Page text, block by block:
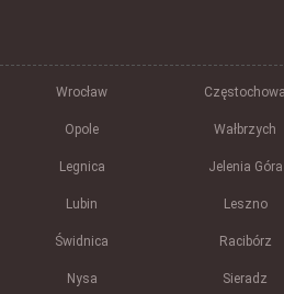
Wrocław Częstochowa
Opole Wałbrzych
Legnica Jelenia Góra
Lubin Leszno
Świdnica Racibórz
Nysa Sieradz